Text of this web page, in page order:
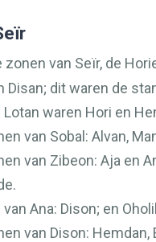
zonen van Seïr, de
Disan; dit waren de
Lotan waren Hori en
van Sobal: Alvan,
van Zibeon: Aja en
Ana: Dison; en
van Dison: Hemdan,